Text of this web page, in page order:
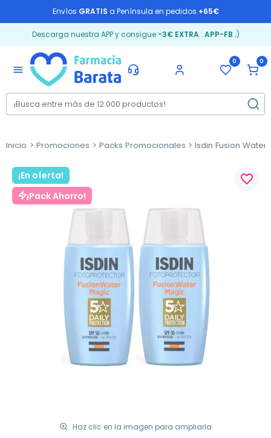
Envíos GRATIS a Península en pedidos +65€
Descarga nuestra APP y consigue -3€ EXTRA: APP-FB ;)
menu
0 0
Inicio Promociones Packs Promocionales Isdin Fusion Water
¡En oferta!
¡Pack Ahorro!
Haz clic en la imagen para ampliarla
favorite_border